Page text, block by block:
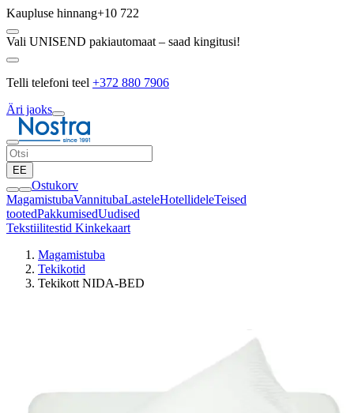
Kaupluse hinnang+10 722
Vali UNISEND pakiautomaat – saad kingitusi!
Telli telefoni teel +372 880 7906
Äri jaoks
EE
Ostukorv
MagamistubaVannitubaLasteleHotellideleTeised
tootedPakkumisedUudised
Tekstiilitestid Kinkekaart
Magamistuba
Tekikotid
Tekikott NIDA-BED